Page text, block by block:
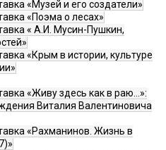
«Музей и его создатели»
«Поэма о лесах»
« А.И. Мусин-Пушкин,
«Крым в истории, культуре
«Живу здесь как в раю…»:
Виталия Валентиновича
«Рахманинов. Жизнь в